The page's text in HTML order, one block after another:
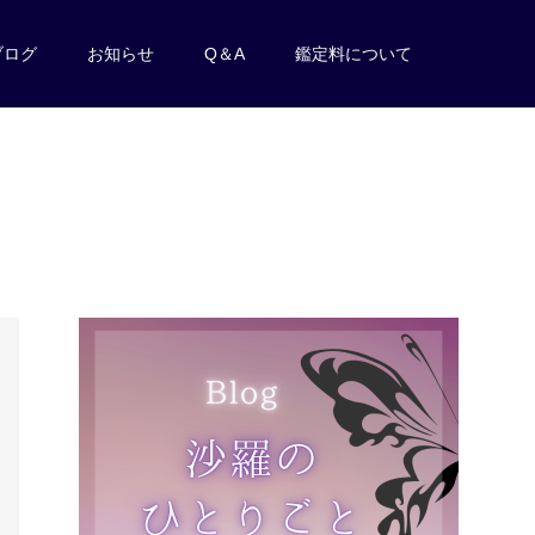
ログ お知らせ Q＆A 鑑定料について